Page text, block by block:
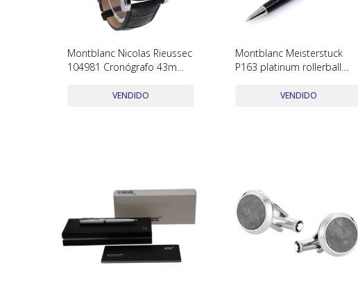
Montblanc Nicolas Rieussec
104981 Cronógrafo 43mm.
VENDIDO
Montblanc Meisterstuck
P163 platinum rollerball
VENDIDO